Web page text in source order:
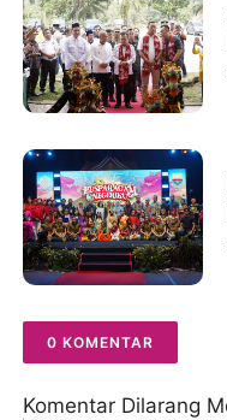
0 KOMENTAR
Komentar Dilarang